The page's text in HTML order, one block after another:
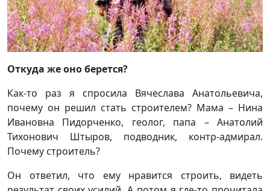
Откуда же оно берется?
Как-то раз я спросила Вячеслава Анатольевича,
почему он решил стать строителем? Мама – Нина
Ивановна Пидорченко, геолог, папа – Анатолий
Тихонович Штыров, подводник, контр-адмирал.
Почему строитель?
Он ответил, что ему нравится строить, видеть